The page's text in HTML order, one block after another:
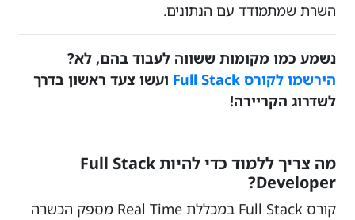
השרת שמתמודד עם הנתונים.
נשמע כמו מקומות ששווה לעבוד בהם, לא?
הירשמו לקורס Full Stack
ועשו צעד ראשון בדרך
לשדרוג הקריירה!
מה צריך ללמוד כדי להיות Full Stack
Developer?
קורס Full Stack במכללת Real Time מספק הכשרה